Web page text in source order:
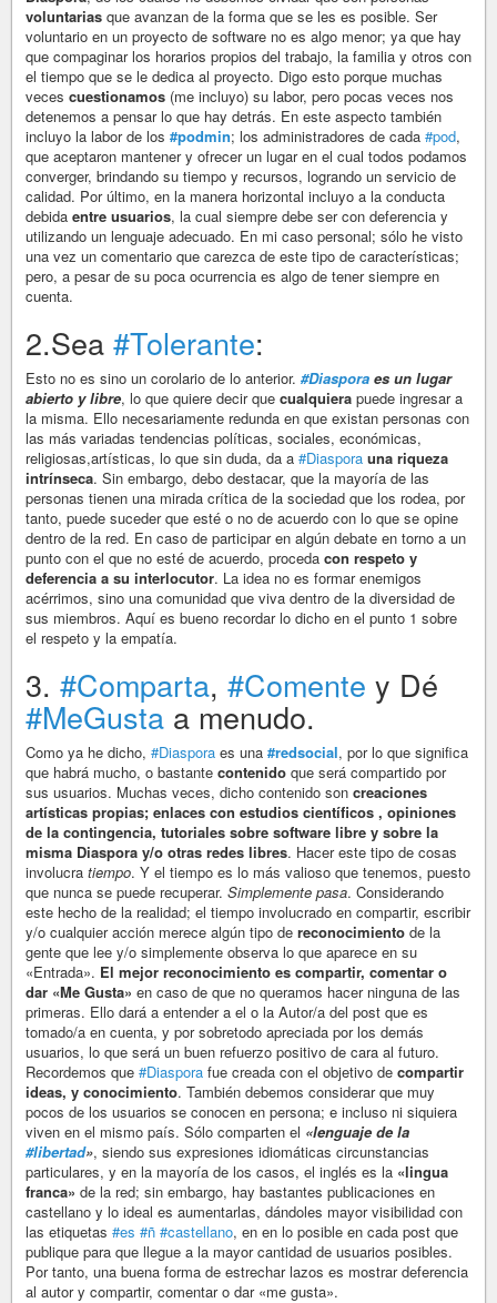
voluntarias que avanzan de la forma que se les es posible. Ser
voluntario en un proyecto de software no es algo menor; ya que hay
que compaginar los horarios propios del trabajo, la familia y otros con
el tiempo que se le dedica al proyecto. Digo esto porque muchas
veces cuestionamos (me incluyo) su labor, pero pocas veces nos
detenemos a pensar lo que hay detrás. En este aspecto también
incluyo la labor de los #podmin; los administradores de cada #pod,
que aceptaron mantener y ofrecer un lugar en el cual todos podamos
converger, brindando su tiempo y recursos, logrando un servicio de
calidad. Por último, en la manera horizontal incluyo a la conducta
debida entre usuarios, la cual siempre debe ser con deferencia y
utilizando un lenguaje adecuado. En mi caso personal; sólo he visto
una vez un comentario que carezca de este tipo de características;
pero, a pesar de su poca ocurrencia es algo de tener siempre en
cuenta.
2.Sea #Tolerante:
Esto no es sino un corolario de lo anterior. #Diaspora es un lugar
abierto y libre, lo que quiere decir que cualquiera puede ingresar a
la misma. Ello necesariamente redunda en que existan personas con
las más variadas tendencias políticas, sociales, económicas,
religiosas,artísticas, lo que sin duda, da a #Diaspora una riqueza
intrínseca. Sin embargo, debo destacar, que la mayoría de las
personas tienen una mirada crítica de la sociedad que los rodea, por
tanto, puede suceder que esté o no de acuerdo con lo que se opine
dentro de la red. En caso de participar en algún debate en torno a un
punto con el que no esté de acuerdo, proceda con respeto y
deferencia a su interlocutor. La idea no es formar enemigos
acérrimos, sino una comunidad que viva dentro de la diversidad de
sus miembros. Aquí es bueno recordar lo dicho en el punto 1 sobre
el respeto y la empatía.
3. #Comparta, #Comente y Dé
#MeGusta a menudo.
Como ya he dicho, #Diaspora es una #redsocial, por lo que significa
que habrá mucho, o bastante contenido que será compartido por
sus usuarios. Muchas veces, dicho contenido son creaciones
artísticas propias; enlaces con estudios científicos , opiniones
de la contingencia, tutoriales sobre software libre y sobre la
misma Diaspora y/o otras redes libres. Hacer este tipo de cosas
involucra tiempo. Y el tiempo es lo más valioso que tenemos, puesto
que nunca se puede recuperar. Simplemente pasa. Considerando
este hecho de la realidad; el tiempo involucrado en compartir, escribir
y/o cualquier acción merece algún tipo de reconocimiento de la
gente que lee y/o simplemente observa lo que aparece en su
«Entrada». El mejor reconocimiento es compartir, comentar o
dar «Me Gusta» en caso de que no queramos hacer ninguna de las
primeras. Ello dará a entender a el o la Autor/a del post que es
tomado/a en cuenta, y por sobretodo apreciada por los demás
usuarios, lo que será un buen refuerzo positivo de cara al futuro.
Recordemos que #Diaspora fue creada con el objetivo de compartir
ideas, y conocimiento. También debemos considerar que muy
pocos de los usuarios se conocen en persona; e incluso ni siquiera
viven en el mismo país. Sólo comparten el «lenguaje de la
#libertad», siendo sus expresiones idiomáticas circunstancias
particulares, y en la mayoría de los casos, el inglés es la «lingua
franca» de la red; sin embargo, hay bastantes publicaciones en
castellano y lo ideal es aumentarlas, dándoles mayor visibilidad con
las etiquetas #es #ñ #castellano, en en lo posible en cada post que
publique para que llegue a la mayor cantidad de usuarios posibles.
Por tanto, una buena forma de estrechar lazos es mostrar deferencia
al autor y compartir, comentar o dar «me gusta».